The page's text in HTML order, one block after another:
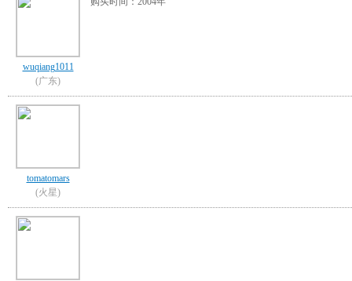
wuqiang1011
(广东)
tomatomars
(火星)